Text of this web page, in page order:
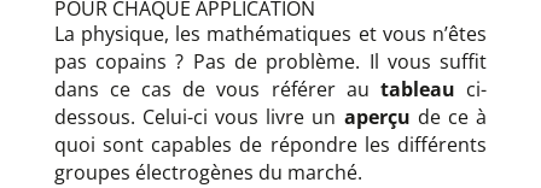
POUR CHAQUE APPLICATION
La physique, les mathématiques et vous n’êtes
pas copains ? Pas de problème. Il vous suffit
dans ce cas de vous référer autableau ci-
dessous. Celui-ci vous livre un aperçu de ce à
quoi sont capables de répondre les différents
groupes électrogènes du marché.